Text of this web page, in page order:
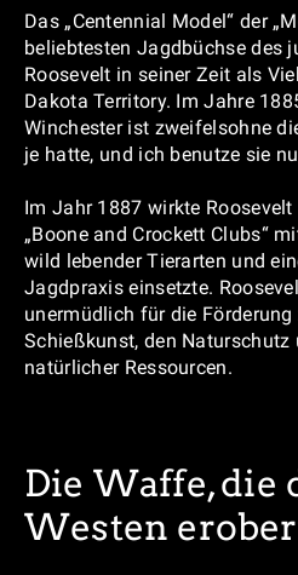
Das „Centennial Model“ der
beliebtesten Jagdbüchse des
Roosevelt in seiner Zeit als
Dakota Territory. Im Jahre
Winchester ist zweifelsohne
je hatte, und ich benutze sie
Im Jahr 1887 wirkte
„Boone and Crockett Clubs“
wild lebender Tierarten und
Jagdpraxis einsetzte.
unermüdlich für die
Schießkunst, den Naturschutz
natürlicher Ressourcen.
Die Waffe, die
Westen